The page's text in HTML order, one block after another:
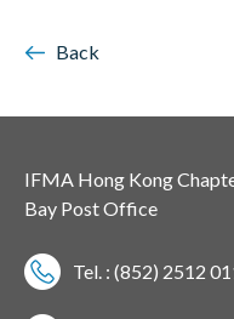
Back
IFMA Hong Kong
Bay Post Office
Tel. : (852) 2512